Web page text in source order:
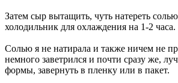
Затем сыр вытащить, чуть натереть
холодильник для охлаждения на 1-2 часа.
Солью я не натирала и также ничем не
немного заветрился и почти сразу же,
формы, завернуть в пленку или в пакет.